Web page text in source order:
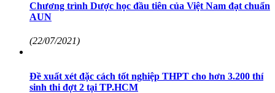
Chương trình Dược học đầu tiên của Việt Nam đạt chuẩn
AUN
(22/07/2021)
Đề xuất xét đặc cách tốt nghiệp THPT cho hơn 3.200 thí
sinh thi đợt 2 tại TP.HCM